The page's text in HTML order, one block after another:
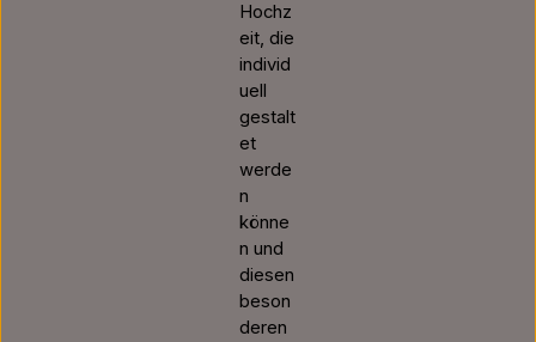
Hochz
eit, die
individ
uell
gestalt
et
werde
n
könne
n und
diesen
beson
deren